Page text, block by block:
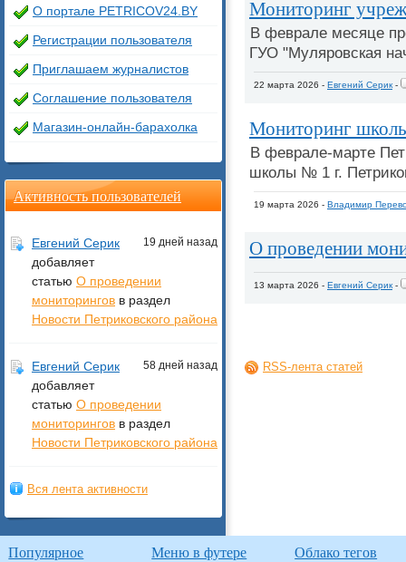
Мониторинг
В феврале месяце
ГУО "Муляровская
22 марта 2026 - Евгений Серик -
Мониторинг
В феврале-марте
школы № 1 г.
19 марта 2026 - Владимир
О проведении
13 марта 2026 - Евгений Серик -
RSS-лента статей
О портале PETRICOV24.BY
Регистрации пользователя
Приглашаем журналистов
Соглашение пользователя
Магазин-онлайн-барахолка
Активность пользователей
19 дней назад
Евгений Серик
добавляет
статью О проведении
мониторингов в раздел
Новости Петриковского района
58 дней назад
Евгений Серик
добавляет
статью О проведении
мониторингов в раздел
Новости Петриковского района
Вся лента активности
Популярное Меню в футере Облако тегов